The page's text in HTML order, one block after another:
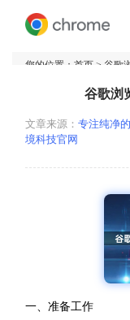
您的位置： 首页 > 谷歌
谷歌浏
文章来源： 专注纯净
境科技官网
一、准备工作